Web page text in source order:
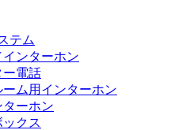
テム
ンターホン
ー電話
ーム用インターホン
ーホン
クス